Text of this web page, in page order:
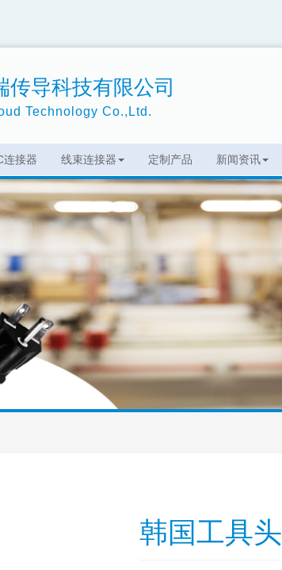
传导科技有限公司
Technology Co.,Ltd.
连接器 线束连接器 定制产品 新闻资讯
韩国工具头